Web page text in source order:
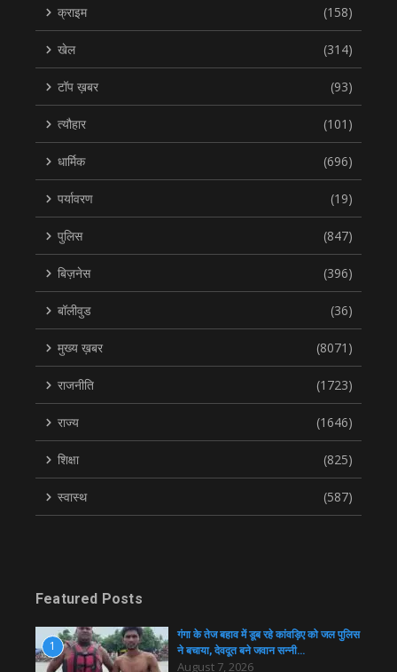
क्राइम (158)
खेल (314)
टॉप ख़बर (93)
त्यौहार (101)
धार्मिक (696)
पर्यावरण (19)
पुलिस (847)
बिज़नेस (396)
बॉलीवुड (36)
मुख्य ख़बर (8071)
राजनीति (1723)
राज्य (1646)
शिक्षा (825)
स्वास्थ (587)
Featured Posts
1
गंगा के तेज बहाव में डूब रहे कांवड़िए को जल पुलिस
ने बचाया, देवदूत बने जवान सन्नी…
August 7, 2026